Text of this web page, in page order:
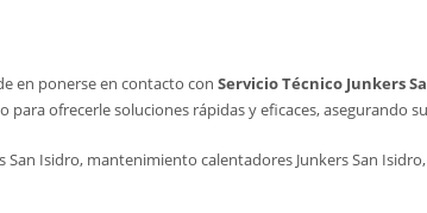
en ponerse en contacto con Servicio Técnico Junkers
ofrecerle soluciones rápidas y eficaces, asegurando
Isidro, mantenimiento calentadores Junkers San